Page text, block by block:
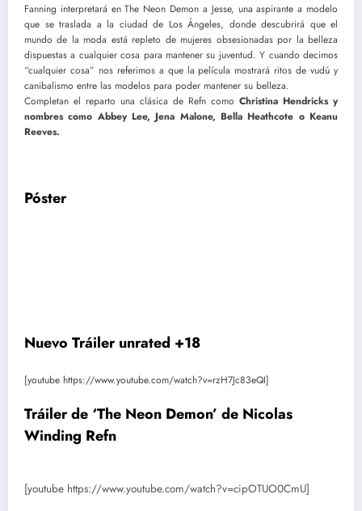
Fanning interpretará en The Neon Demon a Jesse, una aspirante a modelo
que se traslada a la ciudad de Los Ángeles, donde descubrirá que el
mundo de la moda está repleto de mujeres obsesionadas por la belleza
dispuestas a cualquier cosa para mantener su juventud. Y cuando decimos
“cualquier cosa” nos referimos a que la película mostrará ritos de vudú y
canibalismo entre las modelos para poder mantener su belleza.
Completan el reparto una clásica de Refn como Christina Hendricks y
nombres como Abbey Lee, Jena Malone, Bella Heathcote o Keanu
Reeves.
Póster
Nuevo Tráiler unrated +18
[youtube https://www.youtube.com/watch?v=rzH7Jc83eQI]
Tráiler de ‘The Neon Demon’ de Nicolas
Winding Refn
[youtube https://www.youtube.com/watch?v=cipOTUO0CmU]